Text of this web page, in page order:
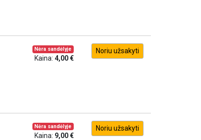
Nėra sandėlyje
Kaina: 4,00 €
Noriu užsakyti
Nėra sandėlyje
Kaina: 9,00 €
Noriu užsakyti